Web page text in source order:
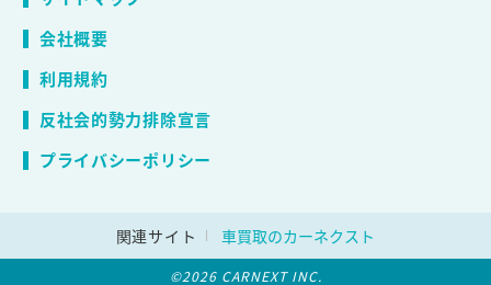
会社概要
利用規約
反社会的勢力排除宣言
プライバシーポリシー
関連サイト 車買取のカーネクスト
©2026 CARNEXT INC.